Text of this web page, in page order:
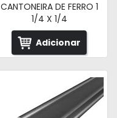
CANTONEIRA DE FERRO 1
1/4 X 1/4
Adicionar